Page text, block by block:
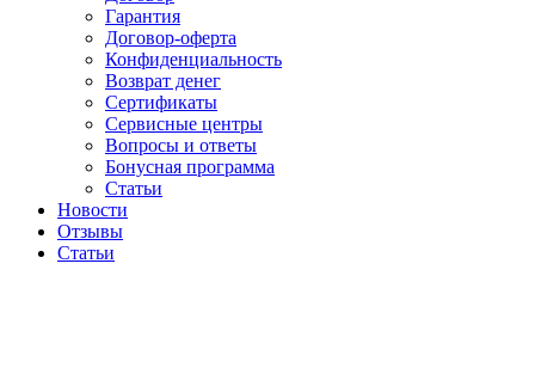
Гарантия
Договор-оферта
Конфиденциальность
Возврат денег
Сертификаты
Сервисные центры
Вопросы и ответы
Бонусная программа
Статьи
Новости
Отзывы
Статьи